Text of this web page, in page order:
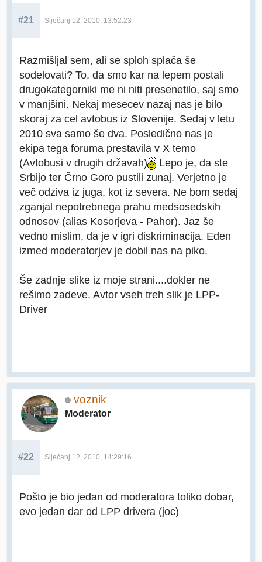
#21 Siječanj 12, 2010, 13:52:23
Razmišljal sem, ali se sploh splača še
sodelovati? To, da smo kar na lepem postali
drugokategorniki me ni niti presenetilo, saj smo
v manjšini. Nekaj mesecev nazaj nas je bilo
skoraj za cel avtobus iz Slovenije. Sedaj v letu
2010 sva samo še dva. Posledično nas je
ekipa tega foruma prestavila v X temo
(Avtobusi v drugih državah)
Lepo je, da ste
Srbijo ter Črno Goro pustili zunaj. Verjetno je
več odziva iz juga, kot iz severa. Ne bom sedaj
zganjal nepotrebnega prahu medsosedskih
odnosov (alias Kosorjeva - Pahor). Jaz še
vedno mislim, da je v igri diskriminacija. Eden
izmed moderatorjev je dobil nas na piko.
Še zadnje slike iz moje strani....dokler ne
rešimo zadeve. Avtor vseh treh slik je LPP-
Driver
voznik
Moderator
#22 Siječanj 12, 2010, 14:29:16
Pošto je bio jedan od moderatora toliko dobar,
evo jedan dar od LPP drivera (joc)